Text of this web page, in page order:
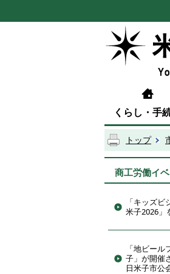
くらし・手
トップ
商工労働イ
「キッズ
米子2026」
「地ビー
子」が開催
日米子市公